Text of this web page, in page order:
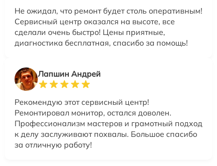
Не ожидал, что ремонт будет столь оперативным!
Сервисный центр оказался на высоте, все
сделали очень быстро! Цены приятные,
диагностика бесплатная, спасибо за помощь!
Лапшин Андрей
Рекомендую этот сервисный центр!
Ремонтировал монитор, остался доволен.
Профессионализм мастеров и грамотный подход
к делу заслуживают похвалы. Большое спасибо
за отличную работу!